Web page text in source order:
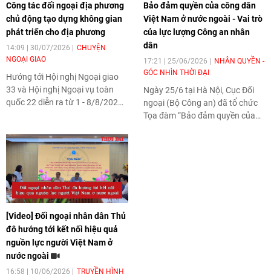
Công tác đối ngoại địa phương
chủ động tạo dựng không gian
phát triển cho địa phương
14:09 | 30/07/2026
CHUYỆN
NGOẠI GIAO
Hướng tới Hội nghị Ngoại giao
33 và Hội nghị Ngoại vụ toàn
quốc 22 diễn ra từ 1 - 8/8/2026,
chí về công tác ngoại vụ địa
phương.
Bảo đảm quyền của công dân
Việt Nam ở nước ngoài - Vai trò
của lực lượng Công an nhân
dân
17:21 | 25/06/2026
NHÂN QUYỀN -
GÓC NHÌN THỜI ĐẠI
Ngày 25/6 tại Hà Nội, Cục Đối
ngoại (Bộ Công an) đã tổ chức
Tọa đàm “Bảo đảm quyền của
[Video] Đối ngoại nhân dân Thủ
đô hướng tới kết nối hiệu quả
nguồn lực người Việt Nam ở
nước ngoài
16:58 | 10/06/2026 TRUYỀN HÌNH